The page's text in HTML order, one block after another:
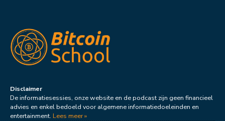
Disclaimer
De informatiesessies, onze website en de podcast zijn geen financieel
advies en enkel bedoeld voor algemene informatiedoeleinden en
entertainment. Lees meer »